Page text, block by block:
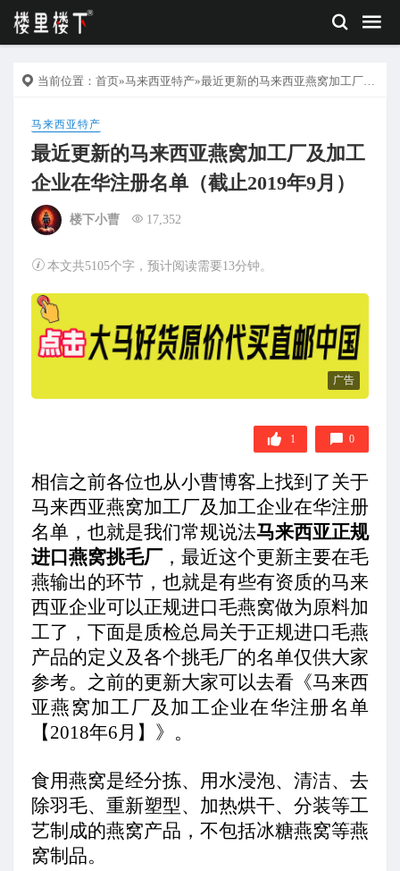
当前位置： 首页»马来西亚特产»最近更新的马来西亚燕窝加工厂及加工企业在华注册名单（截止2019年9月）
马来西亚特产
最近更新的马来西亚燕窝加工厂及加工
企业在华注册名单（截止2019年9月）
楼下小曹 17,352
本文共5105个字，预计阅读需要13分钟。
广告
1 0
相信之前各位也从小曹博客上找到了关于
马来西亚燕窝加工厂及加工企业在华注册
名单，也就是我们常规说法马来西亚正规
进口燕窝挑毛厂 ，最近这个更新主要在毛
燕输出的环节，也就是有些有资质的马来
西亚企业可以正规进口毛燕窝做为原料加
工了，下面是质检总局关于正规进口毛燕
产品的定义及各个挑毛厂的名单仅供大家
参考。之前的更新大家可以去看《马来西
亚燕窝加工厂及加工企业在华注册名单
【2018年6月】》。
食用燕窝是经分拣、用水浸泡、清洁、去
除羽毛、重新塑型、加热烘干、分装等工
艺制成的燕窝产品，不包括冰糖燕窝等燕
窝制品。